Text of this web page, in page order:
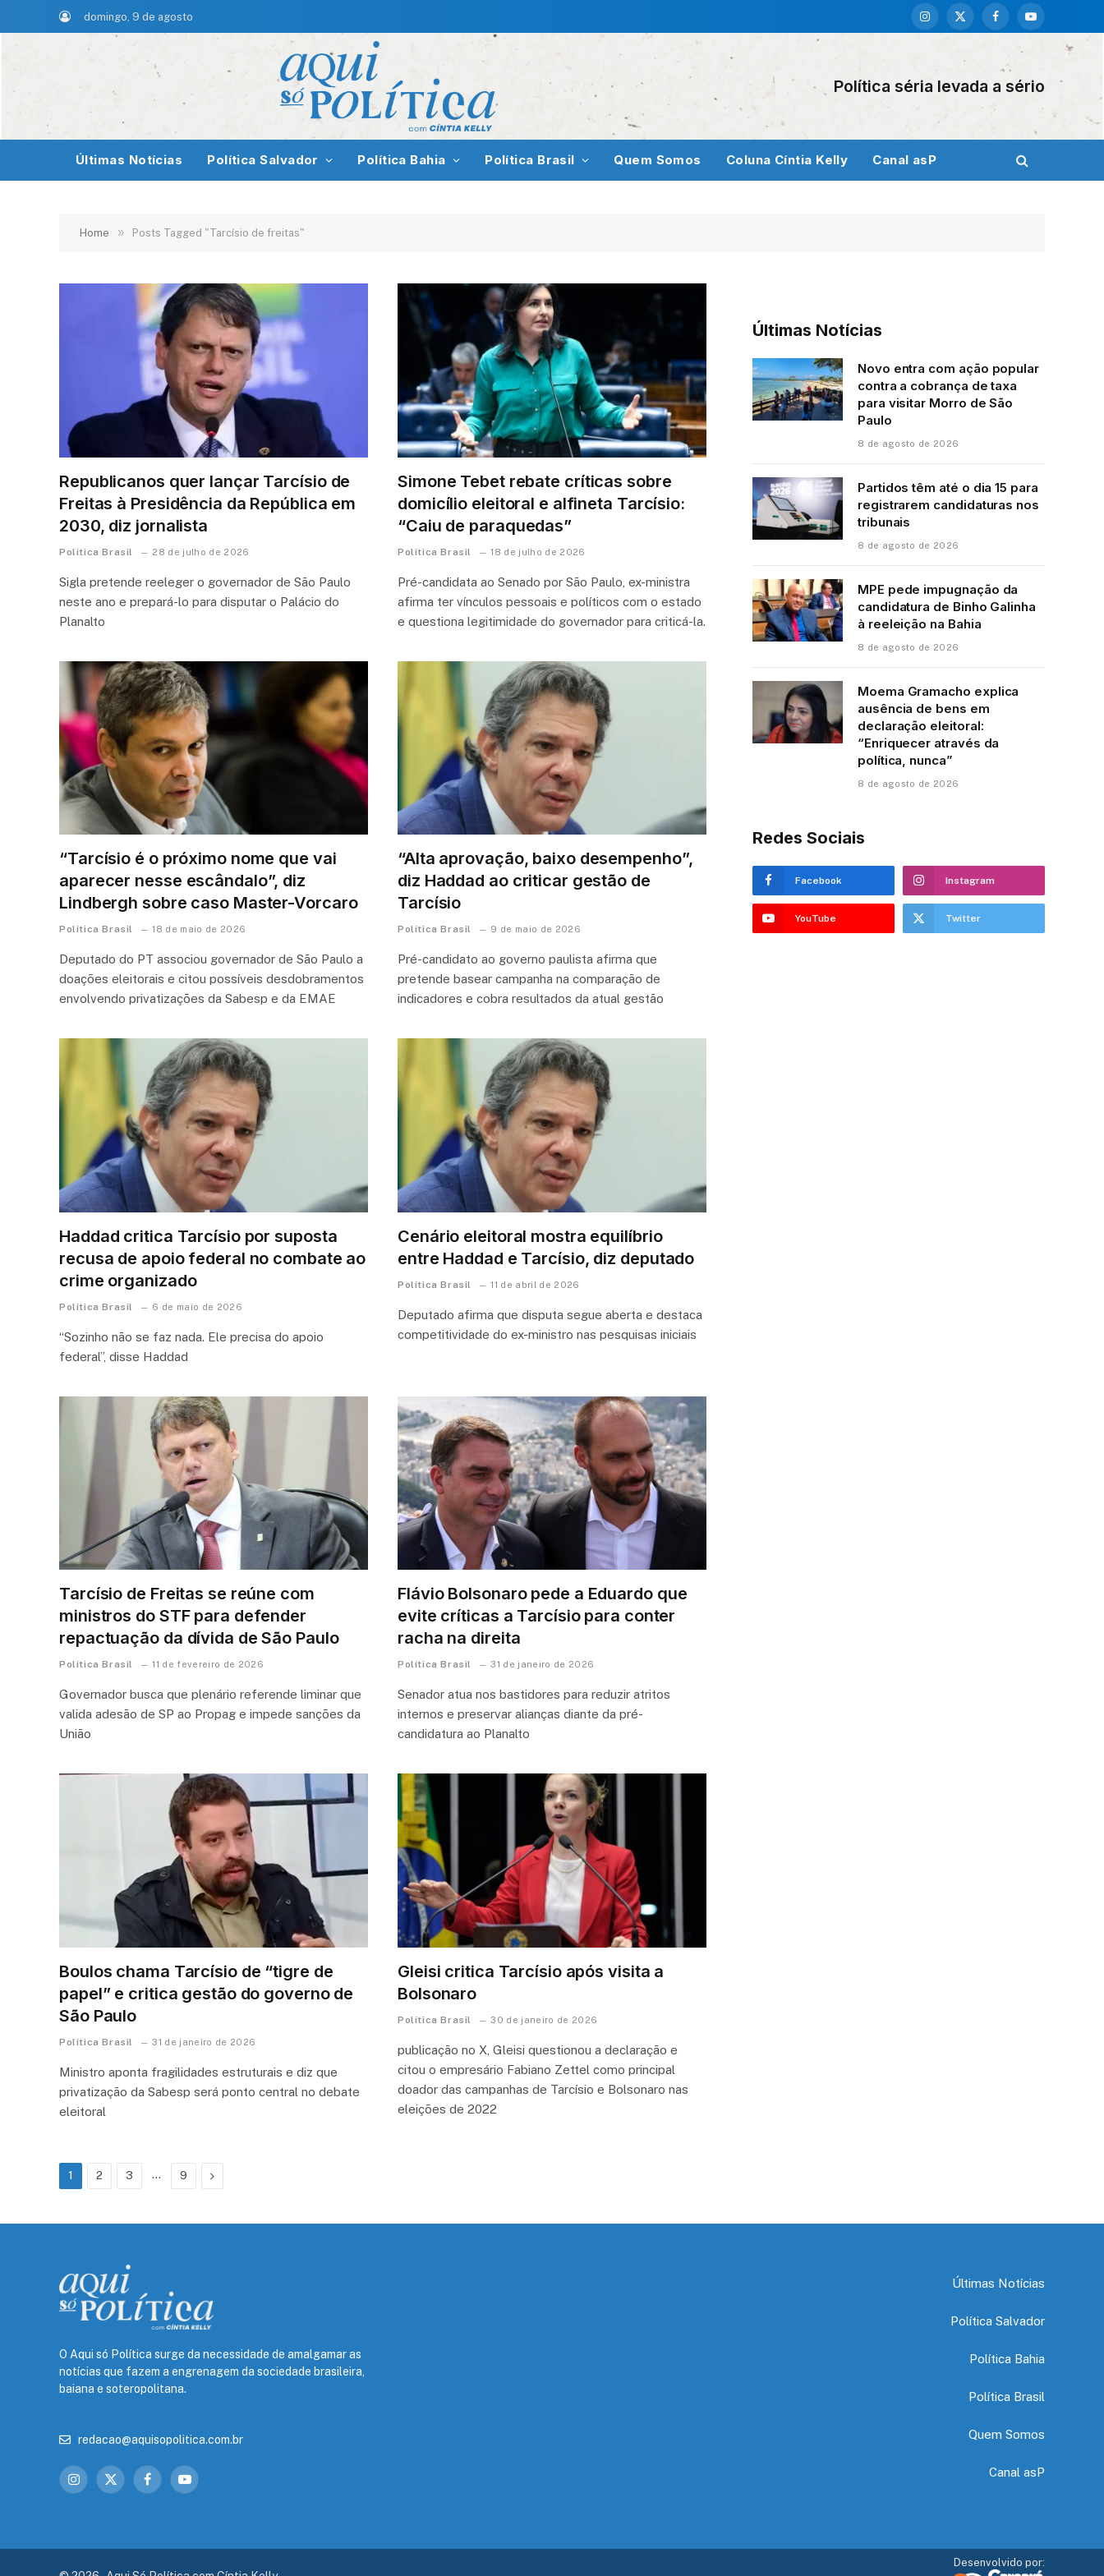
domingo, 9 de agosto
Instagram
X
FacebookYouTube
Política séria levada a sério
Últimas Notícias Política Salvador Política Bahia Política Brasil Quem Somos Coluna Cíntia Kelly Canal asP
Home » Posts Tagged "Tarcísio de freitas"
Republicanos quer lançar Tarcísio de
Freitas à Presidência da República em
2030, diz jornalista
Política Brasil 28 de julho de 2026
Sigla pretende reeleger o governador de São Paulo
neste ano e prepará-lo para disputar o Palácio do
Planalto
Simone Tebet rebate críticas sobre
domicílio eleitoral e alfineta Tarcísio:
“Caiu de paraquedas”
Política Brasil 18 de julho de 2026
Pré-candidata ao Senado por São Paulo, ex-ministra
afirma ter vínculos pessoais e políticos com o estado
e questiona legitimidade do governador para criticá-la.
“Tarcísio é o próximo nome que vai
aparecer nesse escândalo”, diz
Lindbergh sobre caso Master-Vorcaro
Política Brasil 18 de maio de 2026
Deputado do PT associou governador de São Paulo a
doações eleitorais e citou possíveis desdobramentos
envolvendo privatizações da Sabesp e da EMAE
“Alta aprovação, baixo desempenho”,
diz Haddad ao criticar gestão de
Tarcísio
Política Brasil 9 de maio de 2026
Pré-candidato ao governo paulista afirma que
pretende basear campanha na comparação de
indicadores e cobra resultados da atual gestão
Haddad critica Tarcísio por suposta
recusa de apoio federal no combate ao
crime organizado
Política Brasil 6 de maio de 2026
“Sozinho não se faz nada. Ele precisa do apoio
federal”, disse Haddad
Cenário eleitoral mostra equilíbrio
entre Haddad e Tarcísio, diz deputado
Política Brasil 11 de abril de 2026
Deputado afirma que disputa segue aberta e destaca
competitividade do ex-ministro nas pesquisas iniciais
Tarcísio de Freitas se reúne com
ministros do STF para defender
repactuação da dívida de São Paulo
Política Brasil 11 de fevereiro de 2026
Governador busca que plenário referende liminar que
valida adesão de SP ao Propag e impede sanções da
União
Flávio Bolsonaro pede a Eduardo que
evite críticas a Tarcísio para conter
racha na direita
Política Brasil 31 de janeiro de 2026
Senador atua nos bastidores para reduzir atritos
internos e preservar alianças diante da pré-
candidatura ao Planalto
Boulos chama Tarcísio de “tigre de
papel” e critica gestão do governo de
São Paulo
Política Brasil 31 de janeiro de 2026
Ministro aponta fragilidades estruturais e diz que
privatização da Sabesp será ponto central no debate
eleitoral
Gleisi critica Tarcísio após visita a
Bolsonaro
Política Brasil 30 de janeiro de 2026
publicação no X, Gleisi questionou a declaração e
citou o empresário Fabiano Zettel como principal
doador das campanhas de Tarcísio e Bolsonaro nas
eleições de 2022
1 2 3 … 9 Next
Últimas Notícias
Novo entra com ação popular
contra a cobrança de taxa
para visitar Morro de São
Paulo
8 de agosto de 2026
Partidos têm até o dia 15 para
registrarem candidaturas nos
tribunais
8 de agosto de 2026
MPE pede impugnação da
candidatura de Binho Galinha
à reeleição na Bahia
8 de agosto de 2026
Moema Gramacho explica
ausência de bens em
declaração eleitoral:
“Enriquecer através da
política, nunca”
8 de agosto de 2026
Redes Sociais
Facebook Instagram
YouTube Twitter
O Aqui só Política surge da necessidade de amalgamar as
notícias que fazem a engrenagem da sociedade brasileira,
baiana e soteropolitana.
redacao@aquisopolitica.com.br
Instagram
X
FacebookYouTube
Últimas Notícias
Política Salvador
Política Bahia
Política Brasil
Quem Somos
Canal asP
Desenvolvido por: